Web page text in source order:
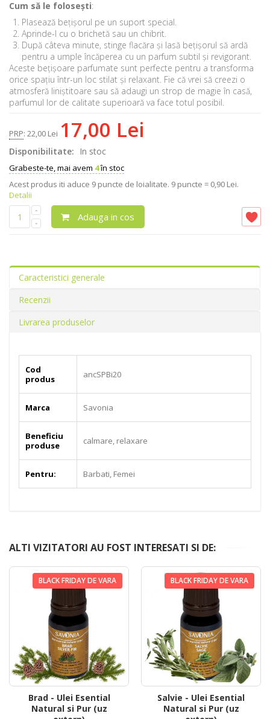
Cum să le folosești:
Plasează bețișorul pe un suport special.
Aprinde-l cu o brichetă sau un chibrit.
După câteva minute, stinge flacăra și lasă bețișorul să ardă
pentru a umple încăperea cu un parfum subtil și revigorant.
Aceste bețișoare parfumate sunt perfecte pentru a transforma
orice spațiu într-un loc stilat și relaxant. Fie că vrei să creezi o
atmosferă liniștitoare sau să adaugi un strop de magie în casă,
parfumul lor de calitate superioară va face totul posibil.
PRP: 22,00 Lei 17,00 Lei
Disponibilitate: In stoc
Grabeste-te, mai avem 4în stoc
Acest produs iti aduce 9 puncte de loialitate. 9 puncte = 0,90 Lei.
Detalii
Adauga in cos
Caracteristici generale
Recenzii
Livrarea produselor
Cod
produs
ancSPBi20
Marca Savonia
Beneficiu
produse
calmare, relaxare
Pentru: Barbati, Femei
ALTI VIZITATORI AU FOST INTERESATI SI DE:
BLACK FRIDAY DE VARA
Brad - Ulei Esential
Natural si Pur (uz
BLACK FRIDAY DE VARA
Salvie - Ulei Esential
Natural si Pur (uz